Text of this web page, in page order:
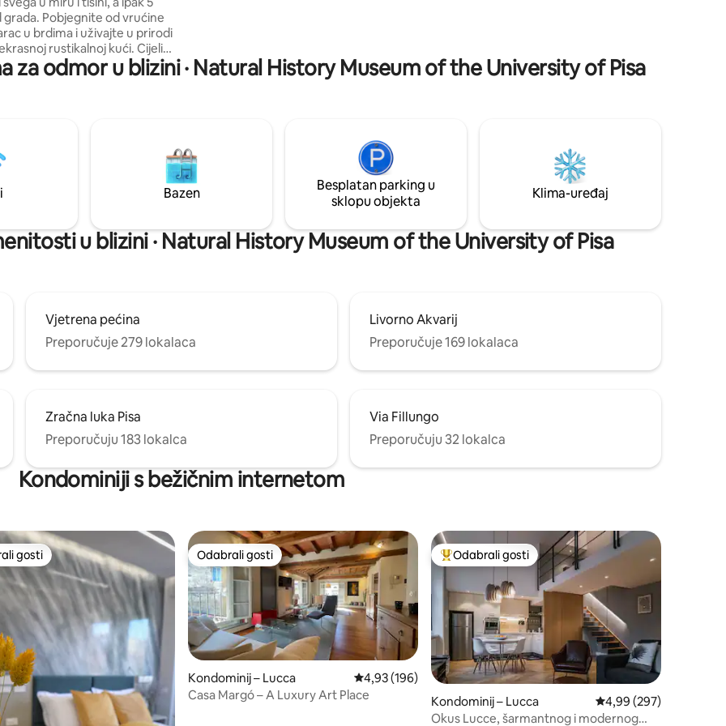
grada. Pobjegnite od vrućine
u brdima i uživajte u prirodi
rustikalnoj kući. Cijeli
prizemlju uključuje golemi
dobro opremljenu čajnu
s izvorom (od svibnja
min
5 minuta
doživljaj koji nosite sa sobom. Pisa nije
samo mjesto na putu. Ovdje postaje
za odmor u blizini · Natural History Museum of the University of Pisa
Bazen
Besplatan parking u
sklopu objekta
Klima-uređaj
u blizini · Natural History Museum of the University of Pisa
Vjetrena pećina
Preporučuje 279 lokalaca
Livorno Akvarij
Preporučuje 169 lokalaca
Zračna luka Pisa
Preporučuju 183 lokalca
Via Fillungo
Preporučuju 32 lokalca
Kondominiji s bežičnim internetom
recenzija: 120
rangiranima s oznakom „Odabrali gosti”
gosti Odabrali gosti
Odabrali gosti
Kondominij – Lucca Prosječna ocjena: 4,93/5, recenzija: 196
4,93 (196)
Casa Margó – A Luxury Art Place
Među najviše rangiranima s oznakom „Odabrali gosti”
Odabrali gosti
Kondominij – Lucca Prosječna ocjena:
4,99 (297)
Okus Lucce, šarmantnog i modernog